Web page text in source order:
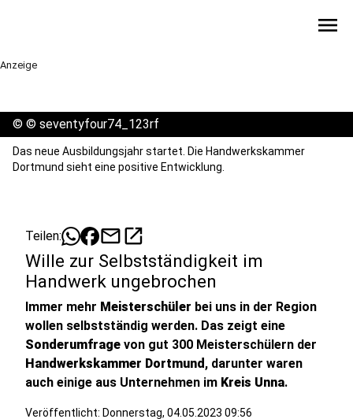
menu
Anzeige
© © seventyfour74_123rf
Das neue Ausbildungsjahr startet. Die Handwerkskammer
Dortmund sieht eine positive Entwicklung.
Teilen: mailopen_in_new
Wille zur Selbstständigkeit im
Handwerk ungebrochen
Immer mehr Meisterschüler bei uns in der Region
wollen selbstständig werden. Das zeigt eine
Sonderumfrage von gut 300 Meisterschülern der
Handwerkskammer Dortmund , darunter waren
auch einige aus Unternehmen im Kreis Unna.
Veröffentlicht: Donnerstag, 04.05.2023 09:56